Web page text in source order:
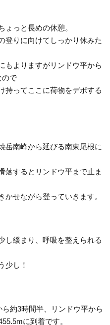
っと長めの休憩。
登りに向けてしっかり休みた
もよりますがリンドウ平から
ので
持ってここに荷物をデポする
岳南峰から延びる南東尾根に
落するとリンドウ平まで止ま
せながら登っていきます。
し緩まり、呼吸を整えられる
少し！
約3時間半、リンドウ平から
に到着です。